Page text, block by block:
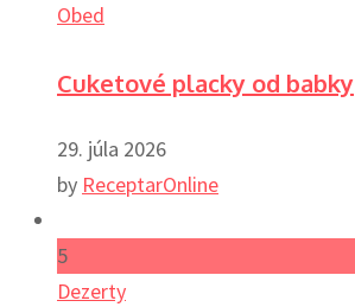
Obed
Cuketové placky od babky
29. júla 2026
by ReceptarOnline
5
Dezerty